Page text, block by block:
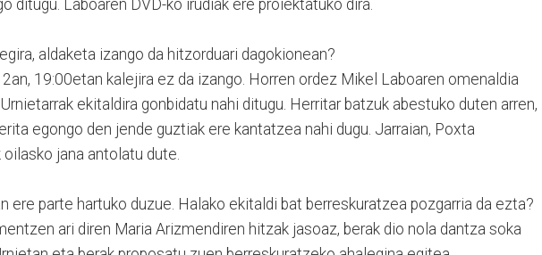
ditugu. Laboaren DVD-ko irudiak ere proiektatuko dira.
aldaketa izango da hitzorduari dagokionean?
2an, 19:00etan kalejira ez da izango. Horren ordez Mikel Laboaren omenaldia
ekitaldira gonbidatu nahi ditugu. Herritar batzuk abestuko duten arren,
egongo den jende guztiak ere kantatzea nahi dugu. Jarraian, Poxta
jana antolatu dute.
ere parte hartuko duzue. Halako ekitaldi bat berreskuratzea pozgarria da ezta?
ari diren Maria Arizmendiren hitzak jasoaz, berak dio nola dantza soka